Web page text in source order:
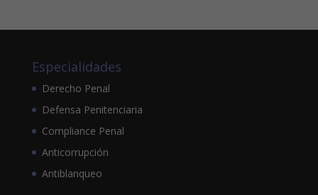
Especialidades
Derecho Penal
Defensa Penitenciaria
Compliance Penal
Anticorrupción
Antiblanqueo